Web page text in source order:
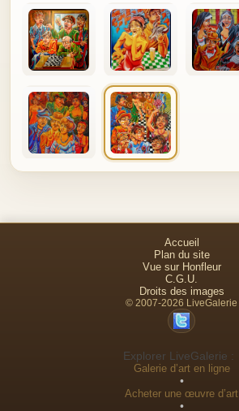
Accueil
Plan du site
Vue sur Honfleur
C.G.U.
Droits des images
© 2007-2026 LiveGalerie
Explorer LiveGalerie :
Galerie d’art en ligne
•
Acheter une œuvre d’art
•